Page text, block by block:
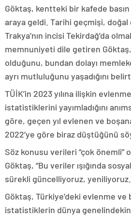
Göktaş, kentteki bir kafede
araya geldi. Tarihi geçmişi,
Trakya’nın incisi Tekirdağ’da
memnuniyeti dile getiren Göktaş,
olduğunu, bundan dolayı
ayrı mutluluğunu yaşadığını
TÜİK’in 2023 yılına ilişkin
istatistiklerini yayımladığını
göre, geçen yıl evlenen ve
2022’ye göre biraz düştüğünü
Söz konusu verileri “çok önemli”
Göktaş, “Bu veriler ışığında
sürekli güncelliyoruz,
Göktaş, Türkiye’deki evlenme
istatistiklerin dünya